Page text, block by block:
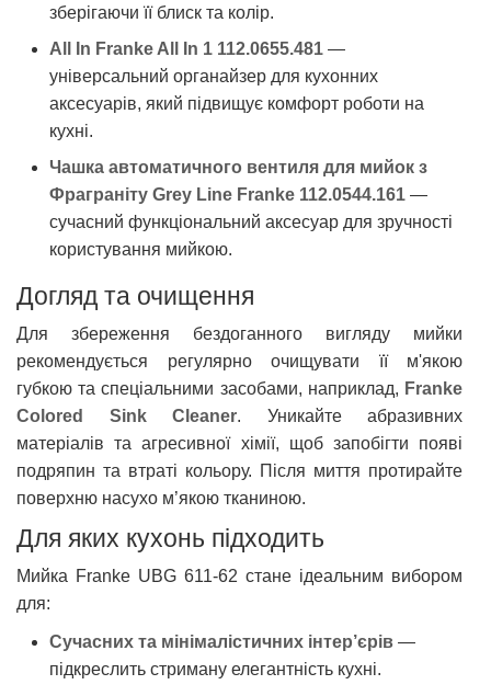
зберігаючи її блиск та колір.
All In Franke All In 1 112.0655.481 —
універсальний органайзер для кухонних
аксесуарів, який підвищує комфорт роботи на
кухні.
Чашка автоматичного вентиля для мийок з
Фраграніту Grey Line Franke 112.0544.161 —
сучасний функціональний аксесуар для зручності
користування мийкою.
Догляд та очищення
Для збереження бездоганного вигляду мийки
рекомендується регулярно очищувати її м'якою
губкою та спеціальними засобами, наприклад, Franke
Colored Sink Cleaner. Уникайте абразивних
матеріалів та агресивної хімії, щоб запобігти появі
подряпин та втраті кольору. Після миття протирайте
поверхню насухо м’якою тканиною.
Для яких кухонь підходить
Мийка Franke UBG 611-62 стане ідеальним вибором
для:
Сучасних та мінімалістичних інтер’єрів —
підкреслить стриману елегантність кухні.